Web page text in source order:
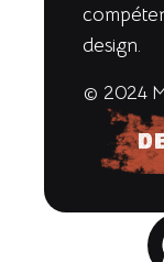
design.
© 2024